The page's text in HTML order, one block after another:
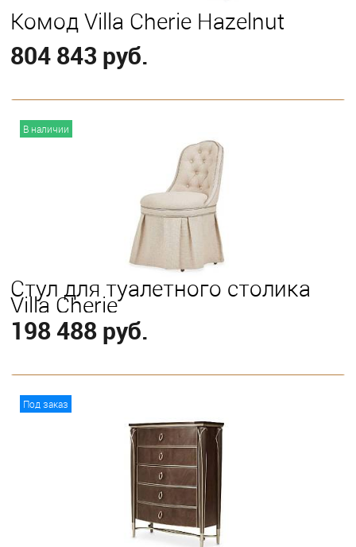
Комод Villa Cherie Hazelnut
804 843 руб.
В наличии
Стул для туалетного столика
Villa Cherie
198 488 руб.
Под заказ